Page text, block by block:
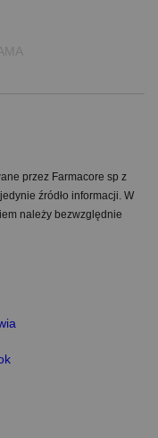
przez Farmacore sp z
źródło informacji. W
należy bezwzględnie